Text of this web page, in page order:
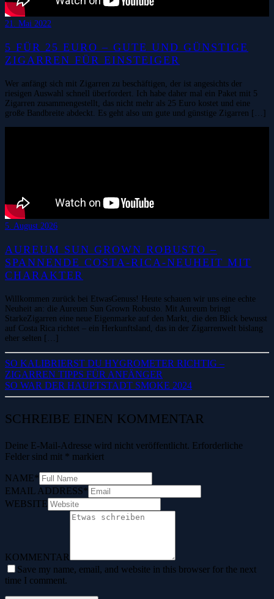
21. Mai 2022
5 FÜR 25 EURO – GUTE UND GÜNSTIGE
ZIGARREN FÜR EINSTEIGER
Wer anfängt sich mit Zigarren zu beschäftigen, der ist angesichts der
riesigen Auswahl schnell überfordert. Ich habe daher mal ein Paket mit 5
Zigarren zusammengestellt, das nicht mehr als 25 Euro kostet und eine
große Bandbreite abdeckt. Es geht also um gute und günstige Zigarren […]
5. August 2026
AUREUM SUN GROWN ROBUSTO –
SPANNENDE COSTA-RICA-NEUHEIT MIT
CHARAKTER
Willkommen zurück bei EtwasGenuss! Heute schauen wir uns eine echte
Neuheit an: die Aureum Sun Grown Robusto. Mit Aureum bringt
StarkeZigarren eine neue Eigenmarke auf den Markt, die den Blick bewusst
auf Costa Rica richtet – ein Herkunftsland, das in der Zigarrenwelt bislang
eher selten […]
SO KALIBRIERST DU HYGROMETER RICHTIG –
ZIGARREN TIPPS FÜR ANFÄNGER
SO WAR DER HAUPTSTADT SMOKE 2024
SCHREIBE EINEN KOMMENTAR
Deine E-Mail-Adresse wird nicht veröffentlicht. Erforderliche
Felder sind mit * markiert
NAME*
EMAIL ADDRESS*
WEBSITE
KOMMENTAR
Save my name, email, and website in this browser for the next
time I comment.